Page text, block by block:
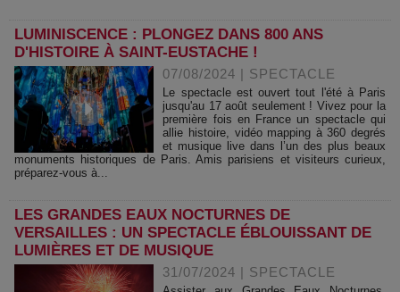
LUMINISCENCE : PLONGEZ DANS 800 ANS
D'HISTOIRE À SAINT-EUSTACHE !
07/08/2024 | SPECTACLE
Le spectacle est ouvert tout l'été à Paris
jusqu'au 17 août seulement ! Vivez pour la
première fois en France un spectacle qui
allie histoire, vidéo mapping à 360 degrés
et musique live dans l’un des plus beaux
monuments historiques de Paris. Amis parisiens et visiteurs curieux,
préparez-vous à...
LES GRANDES EAUX NOCTURNES DE
VERSAILLES : UN SPECTACLE ÉBLOUISSANT DE
LUMIÈRES ET DE MUSIQUE
31/07/2024 | SPECTACLE